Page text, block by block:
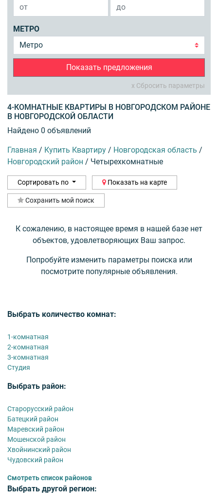
МЕТРО
Показать предложения
x Сбросить параметры
4-КОМНАТНЫЕ КВАРТИРЫ В НОВГОРОДСКОМ РАЙОНЕ
В НОВГОРОДСКОЙ ОБЛАСТИ
Найдено 0 объявлений
Главная / Купить Квартиру / Новгородская область /
Новгородский район / Четырехкомнатные
Сортировать по Показать на карте
Сохранить мой поиск
К сожалению, в настоящее время в нашей базе нет
объектов, удовлетворяющих Ваш запрос.
Попробуйте изменить параметры поиска или
посмотрите популярные объявления.
Выбрать количество комнат:
1-комнатная
2-комнатная
3-комнатная
Студия
Выбрать район:
Старорусский район
Батецкий район
Маревский район
Мошенской район
Хвойнинский район
Чудовский район
Смотреть список районов
Выбрать другой регион: